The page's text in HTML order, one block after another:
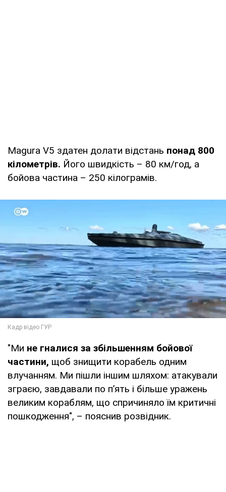
Magura V5 здатен долати відстань понад 800
кілометрів. Його швидкість – 80 км/год, а
бойова частина – 250 кілограмів.
"Ми не гналися за збільшенням бойової
частини, щоб знищити корабель одним
влучанням. Ми пішли іншим шляхом: атакували
зграєю, завдавали по п’ять і більше уражень
великим кораблям, що спричиняло їм критичні
пошкодження", – пояснив розвідник.